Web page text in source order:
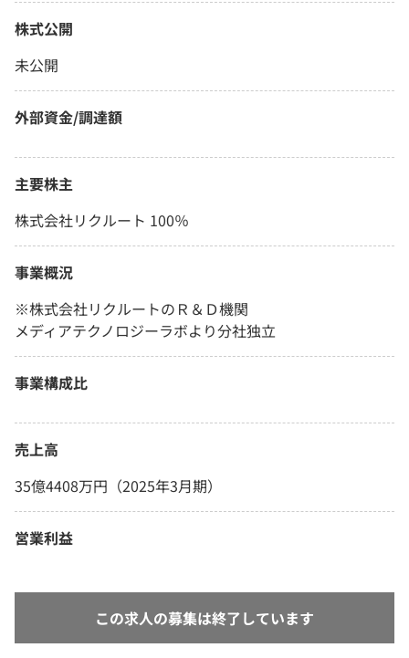
株式公開
未公開
外部資金/調達額
主要株主
株式会社リクルート 100％
事業概況
※株式会社リクルートのＲ＆Ｄ機関
メディアテクノロジーラボより分社独立
事業構成比
売上高
35億4408万円（2025年3月期）
営業利益
この求人の募集は終了しています